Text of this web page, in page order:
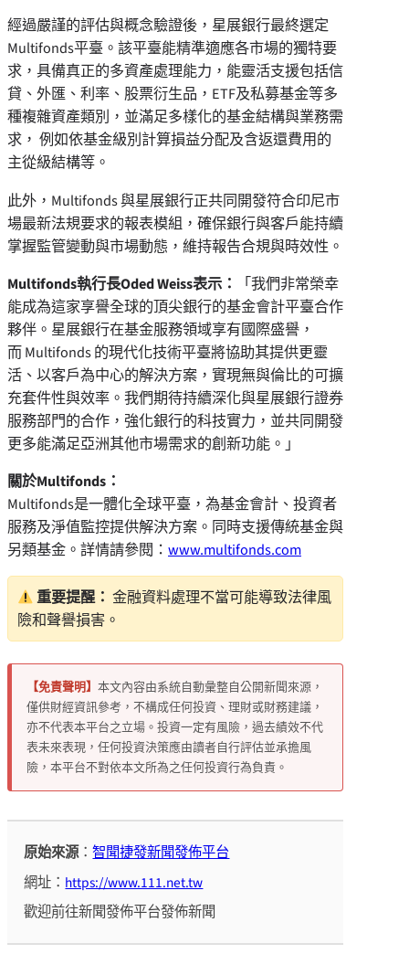
經過嚴謹的評估與概念驗證後，星展銀行最終選定
Multifonds平臺。該平臺能精準適應各市場的獨特要
求，具備真正的多資產處理能力，能靈活支援包括信
貸、外匯、利率、股票衍生品 ， ETF及私募基金等多
種複雜資產類別，並滿足多樣化的基金結構與業務需
求， 例如依基金級別計算損益分配及含返還費用的
主從級結構等。
此外，Multifonds 與星展銀行正共同開發符合印尼市
場最新法規要求的報表模組，確保銀行與客戶能持續
掌握監管變動與市場動態，維持報告合規與時效性。
Multifonds執行長Oded Weiss表示：
「我們非常榮幸
能成為這家享譽全球的頂尖銀行的基金會計平臺合作
夥伴。星展銀行在基金服務領域享有國際盛譽，
而 Multifonds 的現代化技術平臺將協助其提供更靈
活、以客戶為中心的解決方案，實現無與倫比的可擴
充套件性與效率。我們期待持續深化與星展銀行證券
服務部門的合作，強化銀行的科技實力，並共同開發
更多能滿足亞洲其他市場需求的創新功能。」
關於Multifonds：
Multifonds是一體化全球平臺，為基金會計、投資者
服務及淨值監控提供解決方案。同時支援傳統基金與
另類基金。 詳情請參閱： www.multifonds.com
重要提醒： 金融資料處理不當可能導致法律風
險和聲譽損害。
【免責聲明】 本文內容由系統自動彙整自公開新聞來源，
僅供財經資訊參考，不構成任何投資、理財或財務建議，
亦不代表本平台之立場。投資一定有風險，過去績效不代
表未來表現，任何投資決策應由讀者自行評估並承擔風
險，本平台不對依本文所為之任何投資行為負責。
原始來源：智聞捷發新聞發佈平台
網址： https://www.111.net.tw
歡迎前往新聞發佈平台發佈新聞